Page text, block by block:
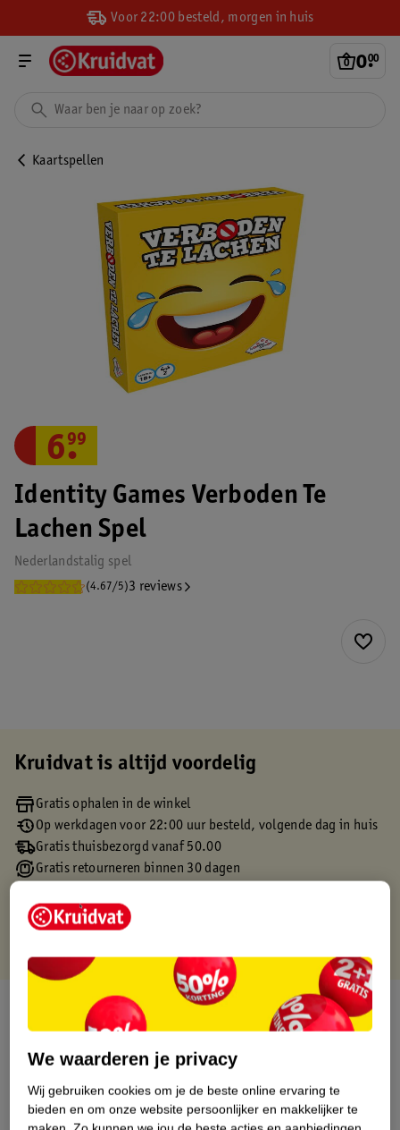
Voor 22:00 besteld, morgen in huis
0.
00
Kaartspellen
Identity Games Verboden Te
Lachen Spel
Nederlandstalig spel
(4.67/5)3 reviews
6.
99
Kruidvat is altijd voordelig
Gratis ophalen in de winkel
Op werkdagen voor 22:00 uur besteld, volgende dag in huis
Gratis thuisbezorgd vanaf 50.00
Gratis retourneren binnen 30 dagen
Over dit product
Productinformatie
Etiketinformatie
We waarderen je privacy
Wij gebruiken cookies om je de beste online ervaring te
bieden en om onze website persoonlijker en makkelijker te